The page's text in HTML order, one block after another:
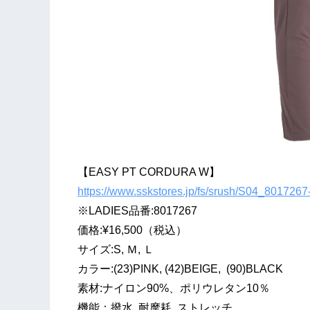
【EASY PT CORDURA W】
https://www.sskstores.jp/fs/srush/
※LADIES品番:8017267
価格:¥16,500（税込）
サイズ:S, Ｍ, Ｌ
カラー:(23)PINK, (42)BEIGE, (90)BLACK
素材:ナイロン90%、ポリウレタン10％